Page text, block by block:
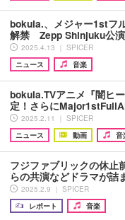
bokula.、メジャー1stフ
解禁 Zepp Shinjuku公
2025.4.13 ｜ SPICER
ニュース
音楽
bokula.TVアニメ『闇ヒ
定！さらに
2025.2.11 ｜ SPICER
ニュース
動画 音
フジファブリックの休止
らの共演などドラマが
2025.2.9 ｜ SPICER
レポート
音楽